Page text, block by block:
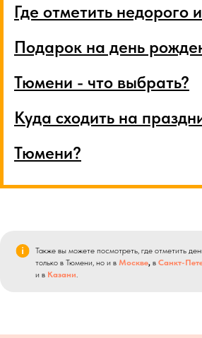
Где отметить недорого
Подарок на день
Тюмени - что выбрать?
Куда сходить на
Тюмени?
Также вы можете посмотреть, где отметить
только в Тюмени, но и в Москве, в Санкт-
и в Казани